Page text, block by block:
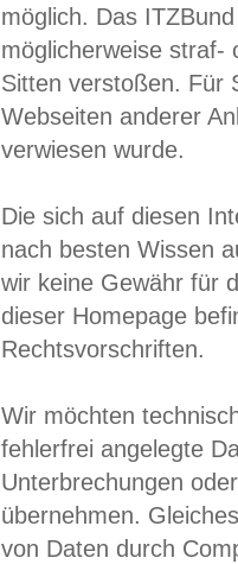
möglich. Das
möglicherweise straf-
Sitten verstoßen. Für
Webseiten anderer
verwiesen wurde.
Die sich auf diesen
nach besten Wissen
wir keine Gewähr für
dieser Homepage
Rechtsvorschriften.
Wir möchten
fehlerfrei angelegte
Unterbrechungen
übernehmen.
von Daten durch